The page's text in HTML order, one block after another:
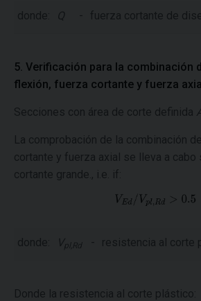
donde: Q - fuerza cortante de
5. Verificación para la combinación
flexión, fuerza cortante y fuerza
Secciones con área de corte definida
La comprobación de la combinación
cortante y fuerza axial se lleva a cabo
cortante grande., i.e. if:
donde: Vpl,Rd - resistencia al corte
Donde la resistencia al corte plástico: